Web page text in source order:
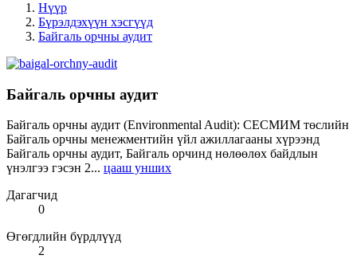
Нүүр
Бүрэлдэхүүн хэсгүүд
Байгаль орчны аудит
Байгаль орчны аудит
Байгаль орчны аудит (Environmental Audit): СЕСМИМ төслийн
Байгаль орчны менежментийн үйл ажиллагааны хүрээнд
Байгаль орчны аудит, Байгаль орчинд нөлөөлөх байдлын
үнэлгээ гэсэн 2... цааш унших
Дагагчид
0
Өгөгдлийн бүрдлүүд
2